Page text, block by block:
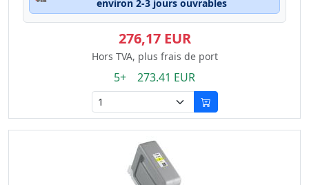
environ 2-3 jours ouvrables
276,17 EUR
Hors TVA, plus frais de port
5+ 273.41 EUR